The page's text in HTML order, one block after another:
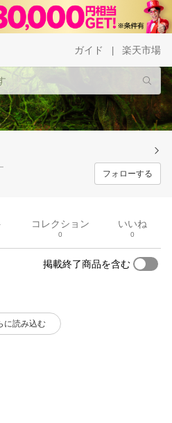
ガイド 楽天市場
フォローする
コレクション
0
いいね
0
掲載終了商品を含む
に読み込む